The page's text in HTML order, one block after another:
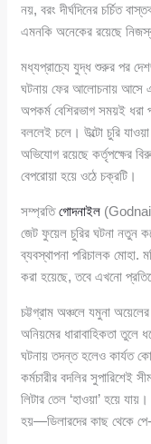
নয়, বরং দীর্ঘদিনের চর্চিত
এমনকি অনেকের রয়েছে
মধ্যপ্রাচ্যে যুদ্ধ শুরুর পর
ঘটনায় ফের আলোচনায় আসে
অপকর্ম বেশিরভাগ সময়ই
বললেই চলে। উল্টো চুরি যাওয়া
অভিযোগ রয়েছে কর্তৃপক্ষের
বেপরোয়া হয়ে ওঠে চক্রটি।
সম্প্রতিগোদনাইল (Godnail)
জেট ফুয়েল চুরির ঘটনা নতুন
ব্যবস্থাপনা পরিচালক মোহা.
করা হয়েছে, তবে এখনো
চট্টগ্রাম অঞ্চলে যমুনা
অনিয়মের ধারাবাহিকতা তুলে
ঘটনায় তদন্ত হলেও কার্যত
কর্মচারীর বদলির সুপারিশেই
লিটার তেল ‘হাওয়া’ হয়ে
হয়—ডিলারদের কাছ থেকে পে-